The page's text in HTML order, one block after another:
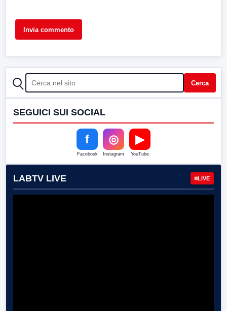
CERCA Cerca
SEGUICI SUI SOCIAL
f
Facebook
◎
Instagram
▶
YouTube
LABTV LIVE LIVE